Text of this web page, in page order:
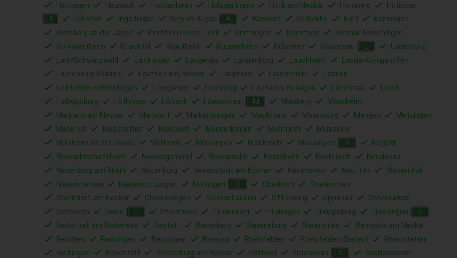
Hettingen
Heubach Hockenheim Holzgerlingen Horb am Neckar Hornberg Hüfingen
Ilshofen Ingelfingen Isny im Allgäu K Kandern Karlsruhe Kehl
Kenzingen
Kirchberg an der Jagst
Kirchheim unter Teck Knittlingen Konstanz
Korntal-Münchingen
Kornwestheim
Kraichtal Krautheim Kuppenheim Külsheim Künzelsau
Ladenburg
Lahr/Schwarzwald
Laichingen Langenau Langenburg Lauchheim
Lauda-Königshofen
Laufenburg (Baden)
Lauffen am Neckar Laupheim Lauterstein
Leimen
Leinfelden Echterdingen
Leingarten Leonberg Leutkirch im Allgäu Lichtenau
Lorch
Ludwigsburg
Löffingen Lörrach Löwenstein M Mahlberg
Mannheim
Marbach am Neckar
Markdorf Markgröningen Maulbronn Meersburg Mengen
Metzingen
Meßkirch
Meßstetten Mosbach Munderkingen Murrhardt
Mühlacker
Mühlheim an der Donau
Müllheim Münsingen Möckmühl Mössingen N
Nagold
Neckarbischofsheim
Neckargemünd Neckarsulm Neresheim Neubulach
Neudenau
Neuenburg am Rhein
Neuenbürg Neuenstadt am Kocher Neuenstein Neuffen
Niedernhall
Niederstetten
Niederstotzingen Nürtingen O Oberkirch
Oberkochen
Oberndorf am Neckar
Oberriexingen Ochsenhausen Offenburg Oppenau
Osterburken
Ostfildern
Owen P Pforzheim Pfullendorf Pfullingen Philippsburg Plochingen R
Radolfzell am Bodensee Rastatt Rauenberg Ravensburg Ravenstein
Remseck am Neckar
Renchen
Renningen Reutlingen Rheinau Rheinfelden Rheinfelden (Baden)
Rheinstetten
Riedlingen
Rosenfeld Rottenburg am Neckar Rottweil Rutesheim S
Sachsenheim